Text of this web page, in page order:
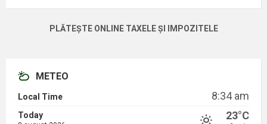
PLĂTEȘTE ONLINE TAXELE ȘI IMPOZITELE
METEO
Local Time 8:34 am
Today 23°C